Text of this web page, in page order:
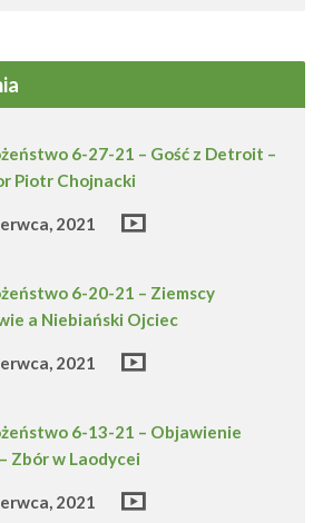
6-27-21 – Gość z Detroit –
Piotr Chojnacki
2021
6-20-21 – Ziemscy
a Niebiański Ojciec
2021
6-13-21 – Objawienie
Zbór w Laodycei
2021